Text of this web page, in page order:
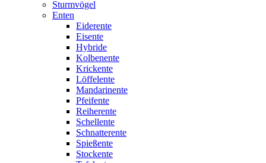
Sturmvögel
Enten
Eiderente
Eisente
Hybride
Kolbenente
Krickente
Löffelente
Mandarinente
Pfeifente
Reiherente
Schellente
Schnatterente
Spießente
Stockente